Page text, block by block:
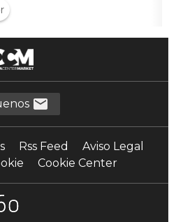
Rss Feed
Aviso Legal
Cookie Center